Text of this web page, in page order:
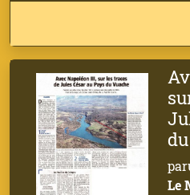
Le